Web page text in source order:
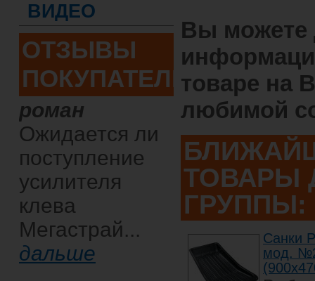
ВИДЕО
ОТЗЫВЫ
ПОКУПАТЕЛЕЙ
роман
Ожидается ли
поступление
усилителя
клева
Мегастрай...
дальше
Вы можете
товаре на
любимой
ТОВАРЫ
ГРУППЫ:
Санки
мод.